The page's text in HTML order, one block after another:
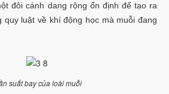
đôi cánh dang rộng ổn định để tạo ra
quy luật về khí động học mà muỗi đang
suất bay của loài muỗi